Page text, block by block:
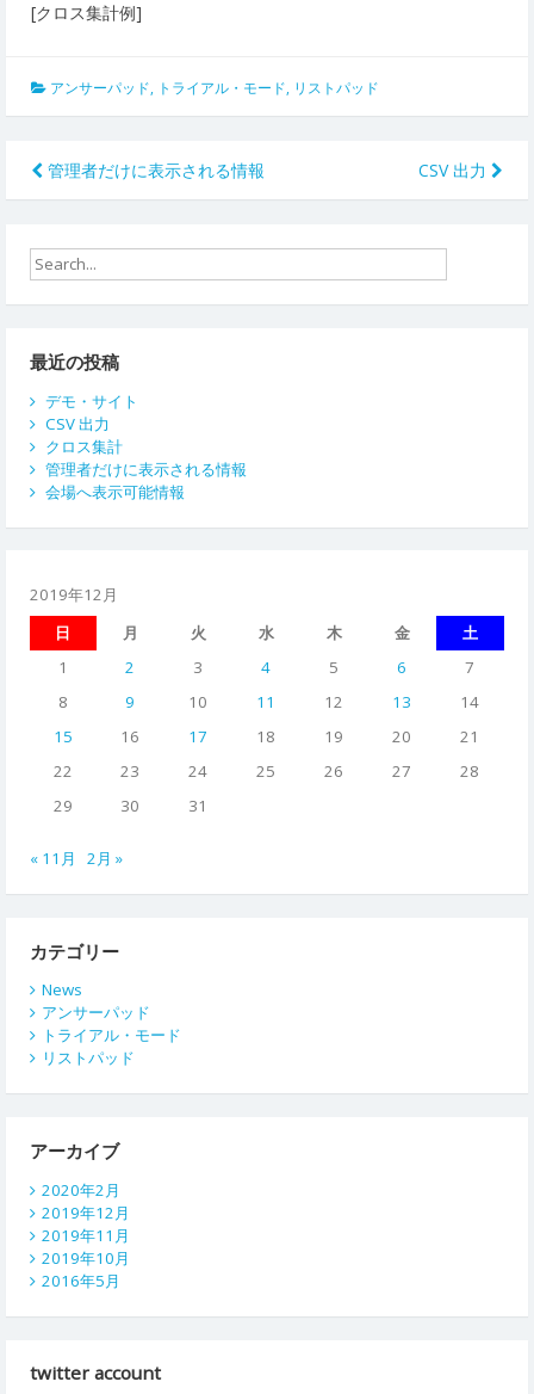
[クロス集計例]
アンサーパッド, トライアル・モード, リストパッド
投
稿
ナ
ビ
ー
シ
ョ
ン
管理者だけに表示される情報 CSV 出力
最近の投稿
デモ・サイト
CSV 出力
クロス集計
管理者だけに表示される情報
会場へ表示可能情報
2019年12月
日
月 火 水 木 金
土
1
2 3 4 5 6
7
8
9 10 11 12 13
14
15
16 17 18 19 20
21
22
23 24 25 26 27
28
29
30 31
« 11月 2月 »
カテゴリー
News
アンサーパッド
トライアル・モード
リストパッド
アーカイブ
2020年2月
2019年12月
2019年11月
2019年10月
2016年5月
twitter account